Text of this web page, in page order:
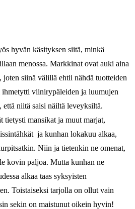
hyvän käsityksen siitä, minkä
menossa. Markkinat ovat auki aina
joten siinä välillä ehtii nähdä tuotteiden
viinirypäleiden ja luumujen
niitä saisi näiltä leveyksiltä.
tietysti mansikat ja muut marjat,
ja kunhan lokakuu alkaa,
Niin ja tietenkin ne omenat,
kovin paljoa. Mutta kunhan ne
alkaa taas syksyisten
Toistaiseksi tarjolla on ollut vain
sekin on maistunut oikein hyvin!